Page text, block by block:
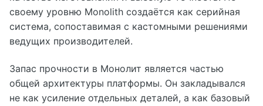
своему уровню Monolith создаётся как серийная
система, сопоставимая с кастомными решениями
ведущих производителей.
Запас прочности в Монолит является частью
общей архитектуры платформы. Он закладывался
не как усиление отдельных деталей, а как базовый